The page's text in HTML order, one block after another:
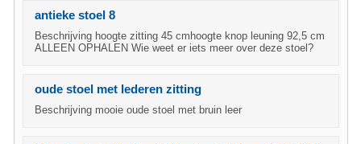
antieke stoel 8
Beschrijving hoogte zitting 45 cmhoogte knop leuning 92,5 cm
ALLEEN OPHALEN Wie weet er iets meer over deze stoel?
oude stoel met lederen zitting
Beschrijving mooie oude stoel met bruin leer